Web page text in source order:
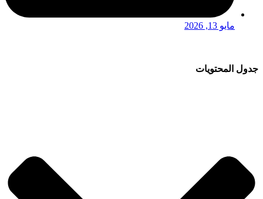
مايو 13, 2026
جدول المحتويات